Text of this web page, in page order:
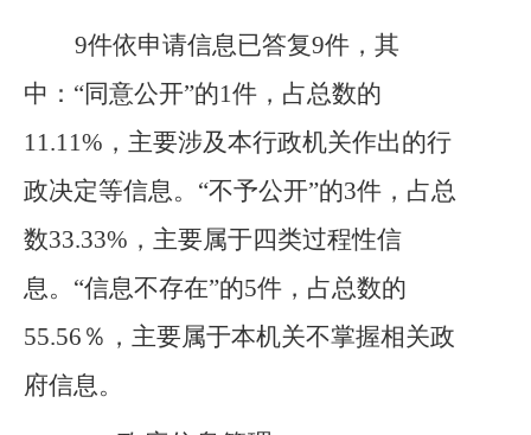
9件依申请信息已答复9件，其
中：“同意公开”的1件，占总数的
11.11%，主要涉及本行政机关作出的行
政决定等信息。“不予公开”的3件，占总
数33.33%，主要属于四类过程性信
息。“信息不存在”的5件，占总数的
55.56％，主要属于本机关不掌握相关政
府信息。